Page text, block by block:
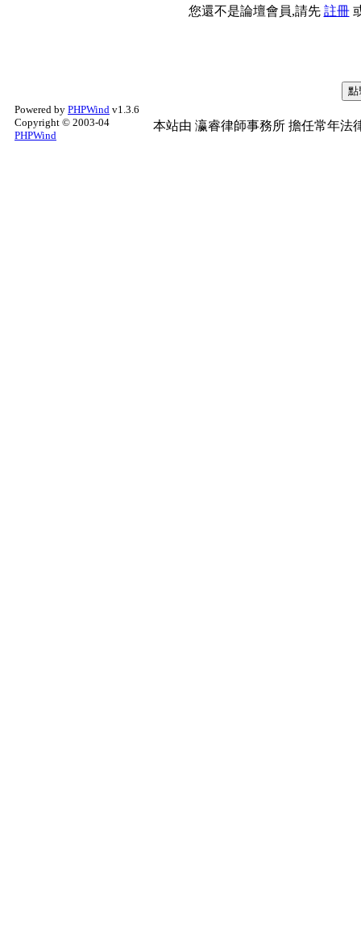
您還不是論壇會員,請先 註冊
Powered by PHPWind v1.3.6
Copyright © 2003-04
PHPWind
本站由 瀛睿律師事務所 擔任常年法